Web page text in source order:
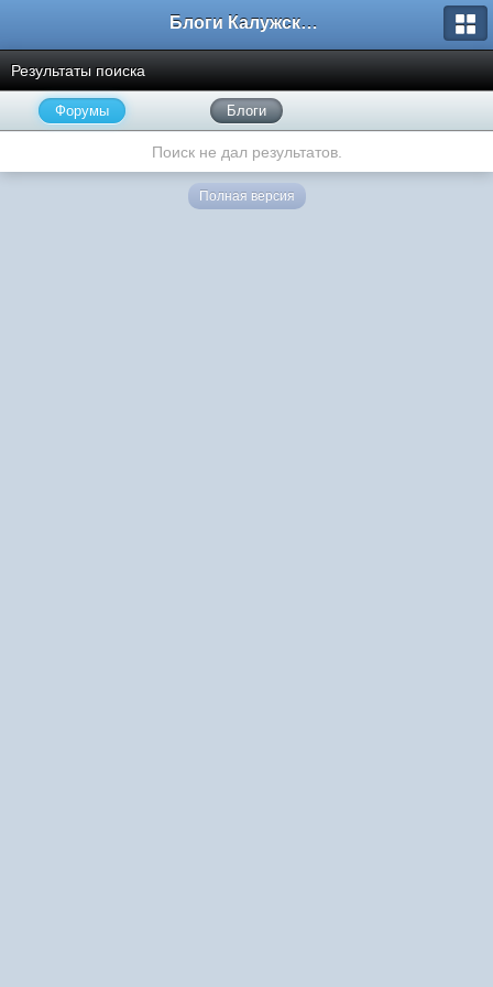
Блоги Калужского перекрестка
Результаты поиска
Форумы Блоги
Поиск не дал результатов.
Полная версия